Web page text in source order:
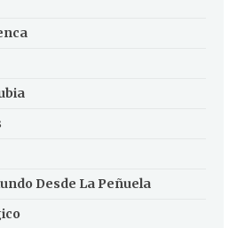
Desde La Peñuela